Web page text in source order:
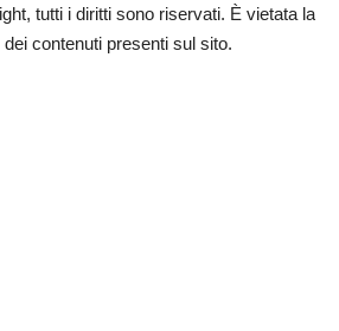
tutti i diritti sono riservati. È vietata la
contenuti presenti sul sito.